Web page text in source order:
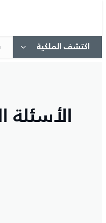
اكتشف الملكية
الأسئلة